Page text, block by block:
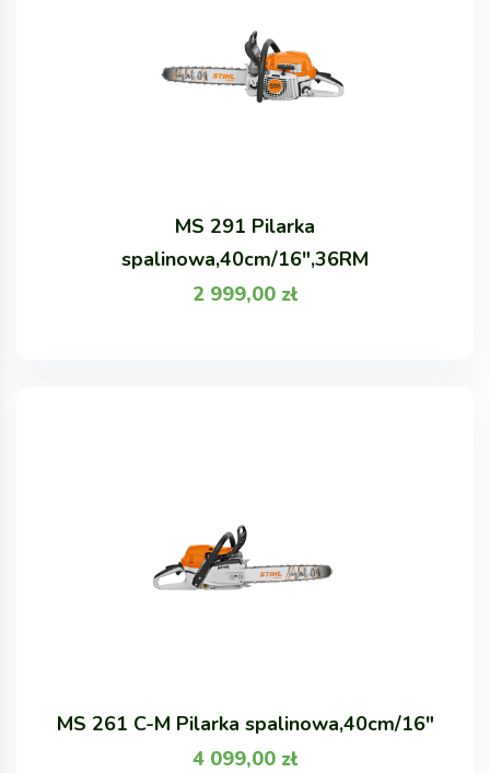
MS 291 Pilarka
spalinowa,40cm/16",36RM
2 999,00 zł
MS 261 C-M Pilarka spalinowa,40cm/16"
4 099,00 zł